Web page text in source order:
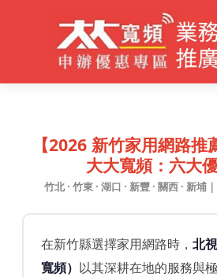
【2026 新竹家用網路
大大寬頻：六大
竹北 · 竹東 · 湖口 · 新豐 · 關西 · 新
在新竹縣選擇家用網路時， 北
寬頻） 以其深耕在地的服務與